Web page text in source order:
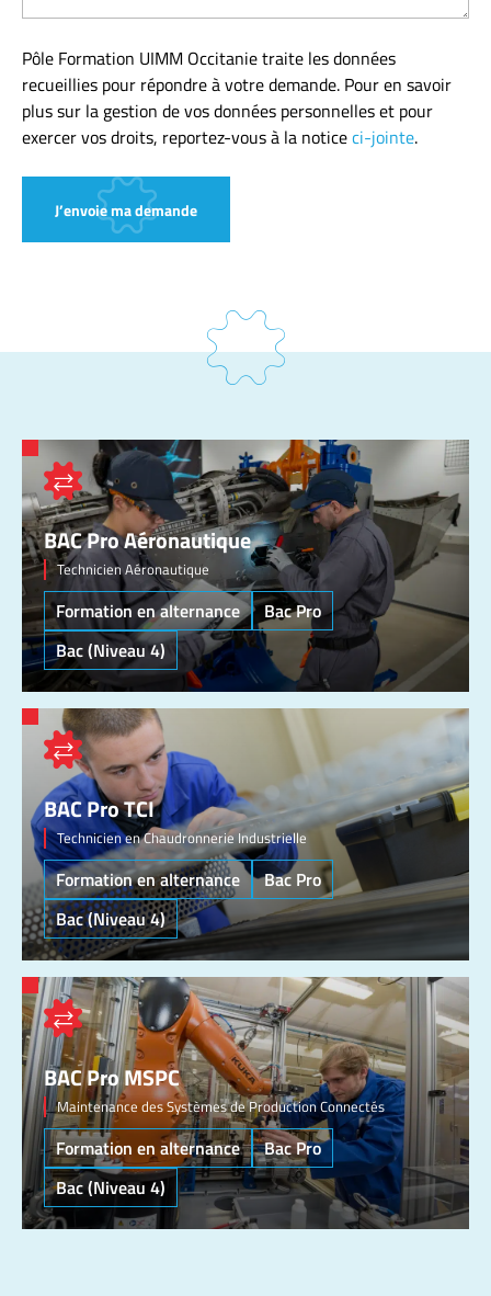
Pôle Formation UIMM Occitanie traite les données
recueillies pour répondre à votre demande. Pour en savoir
plus sur la gestion de vos données personnelles et pour
exercer vos droits, reportez-vous à la noticeci-jointe.
J’envoie ma demande
BAC Pro Aéronautique
Technicien Aéronautique
Formation en alternance
Bac Pro
Bac (Niveau 4)
BAC Pro TCI
Technicien en Chaudronnerie Industrielle
Formation en alternance
Bac Pro
Bac (Niveau 4)
BAC Pro MSPC
Maintenance des Systèmes de Production Connectés
Formation en alternance
Bac Pro
Bac (Niveau 4)